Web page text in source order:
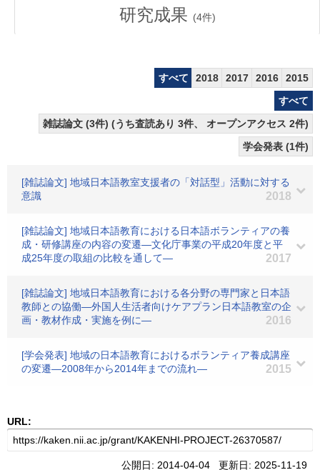
研究成果 (4件)
すべて 2018 2017 2016
2015
すべて
雑誌論文 (3件) (うち査読あり 3件、 オープンアクセス 2件)
学会発表 (1件)
[雑誌論文] 地域日本語教室支援者の「対話型」活動に対する
意識
2018
[雑誌論文] 地域日本語教育における日本語ボランティアの養
成・研修講座の内容の変遷―文化庁事業の平成20年度と平
成25年度の取組の比較を通して―
2017
[雑誌論文] 地域日本語教育における各分野の専門家と日本語
教師との協働―外国人生活者向けケアプラン日本語教室の企
画・教材作成・実施を例に―
2016
[学会発表] 地域の日本語教育におけるボランティア養成講座
の変遷―2008年から2014年までの流れ―
2015
URL:
公開日: 2014-04-04 更新日: 2025-11-19